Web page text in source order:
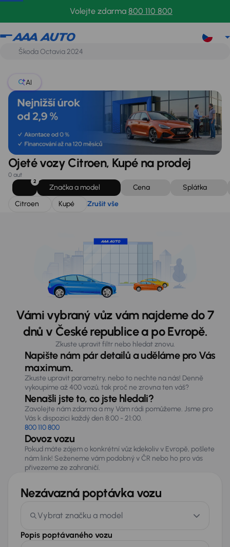
Volejte zdarma 800 110 800
Citroen
AI
Ojeté vozy Citroen, Kupé na prodej
0 aut
2
Značka a model Cena
Splátka
Citroen
Kupé Zrušit vše
Vámi vybraný vůz vám najdeme do 7
dnů v České republice a po Evropě.
Zkuste upravit filtr nebo hledat znovu.
Napište nám pár detailů a uděláme pro Vás
maximum.
Zkuste upravit parametry, nebo to nechte na nás! Denně
vykoupíme až 400 vozů, tak proč ne zrovna ten váš?
Nenašli jste to, co jste hledali?
Zavolejte nám zdarma a my Vám rádi pomůžeme. Jsme pro
Vás k dispozici každý den 8:00 - 21:00.
800 110 800
Dovoz vozu
Pokud máte zájem o konkrétní vůz kdekoliv v Evropě, pošlete
nám link! Seženeme vám podobný v ČR nebo ho pro vás
přivezeme ze zahraničí.
Nezávazná poptávka vozu
Vybrat značku a model
Popis poptávaného vozu